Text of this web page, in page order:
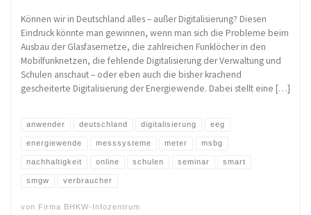
Können wir in Deutschland alles – außer Digitalisierung? Diesen
Eindruck könnte man gewinnen, wenn man sich die Probleme beim
Ausbau der Glasfasernetze, die zahlreichen Funklöcher in den
Mobilfunknetzen, die fehlende Digitalisierung der Verwaltung und
Schulen anschaut – oder eben auch die bisher krachend
gescheiterte Digitalisierung der Energiewende. Dabei stellt eine […]
anwender deutschland digitalisierung eeg
energiewende messsysteme meter msbg
nachhaltigkeit online schulen seminar smart
smgw verbraucher
von Firma BHKW-Infozentrum